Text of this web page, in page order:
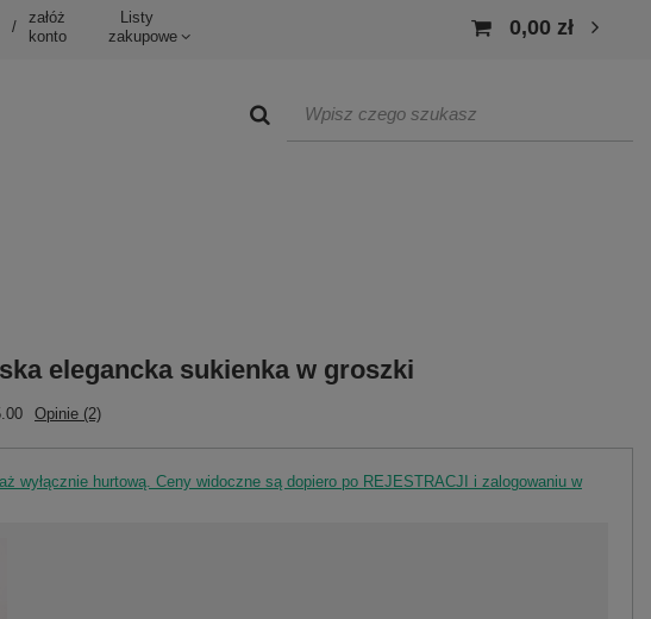
/
załóż
konto
Listy
zakupowe
0,00 zł
elegancka sukienka w groszki
Opinie (2)
wyłącznie hurtową. Ceny widoczne są dopiero po REJESTRACJI i zalogowaniu w